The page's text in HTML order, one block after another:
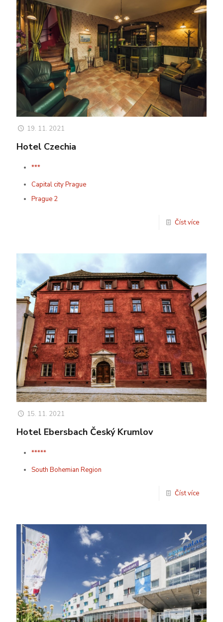
19. 11. 2021
Hotel Czechia
***
Capital city Prague
Prague 2
Číst více
15. 11. 2021
Hotel Ebersbach Český Krumlov
*****
South Bohemian Region
Číst více